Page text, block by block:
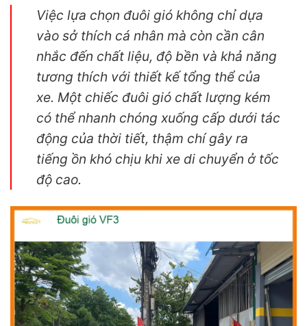
Việc lựa chọn đuôi gió không chỉ dựa
vào sở thích cá nhân mà còn cần cân
nhắc đến chất liệu, độ bền và khả năng
tương thích với thiết kế tổng thể của
xe. Một chiếc đuôi gió chất lượng kém
có thể nhanh chóng xuống cấp dưới tác
động của thời tiết, thậm chí gây ra
tiếng ồn khó chịu khi xe di chuyển ở tốc
độ cao.